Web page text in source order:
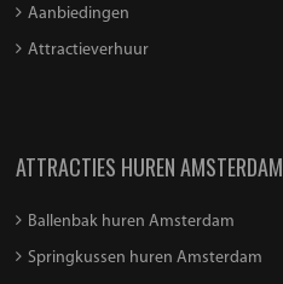
Aanbiedingen
Attractieverhuur
ATTRACTIES HUREN AMSTERDAM
Ballenbak huren Amsterdam
Springkussen huren Amsterdam